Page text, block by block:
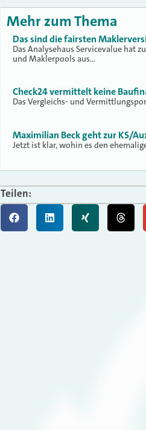
Mehr zum Thema
Das sind die fairsten
Das Analysehaus Servicevalue hat
und Maklerpools aus…
Check24 vermittelt keine
Das Vergleichs- und
Maximilian Beck geht zur KS/
Jetzt ist klar, wohin es den
Teilen: